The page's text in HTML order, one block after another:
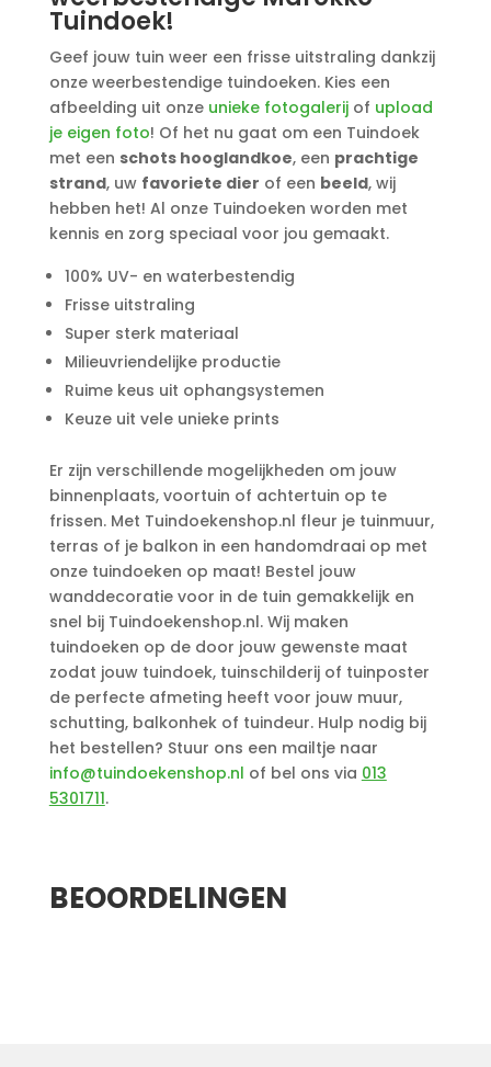
Tuindoek!
Geef jouw tuin weer een frisse uitstraling dankzij
onze weerbestendige tuindoeken. Kies een
afbeelding uit onze unieke fotogalerijof upload
je eigen foto! Of het nu gaat om een Tuindoek
met een schots hooglandkoe, een prachtige
strand, uw favoriete dier of een beeld, wij
hebben het! Al onze Tuindoeken worden met
kennis en zorg speciaal voor jou gemaakt.
100% UV- en waterbestendig
Frisse uitstraling
Super sterk materiaal
Milieuvriendelijke productie
Ruime keus uit ophangsystemen
Keuze uit vele unieke prints
Er zijn verschillende mogelijkheden om jouw
binnenplaats, voortuin of achtertuin op te
frissen. Met Tuindoekenshop.nl fleur je tuinmuur,
terras of je balkon in een handomdraai op met
onze tuindoeken op maat! Bestel jouw
wanddecoratie voor in de tuin gemakkelijk en
snel bij Tuindoekenshop.nl. Wij maken
tuindoeken op de door jouw gewenste maat
zodat jouw tuindoek, tuinschilderij of tuinposter
de perfecte afmeting heeft voor jouw muur,
schutting, balkonhek of tuindeur. Hulp nodig bij
het bestellen? Stuur ons een mailtje naar
info@tuindoekenshop.nl of bel ons via 013
5301711.
BEOORDELINGEN